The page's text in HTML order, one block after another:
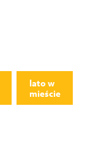
lato w
mieście